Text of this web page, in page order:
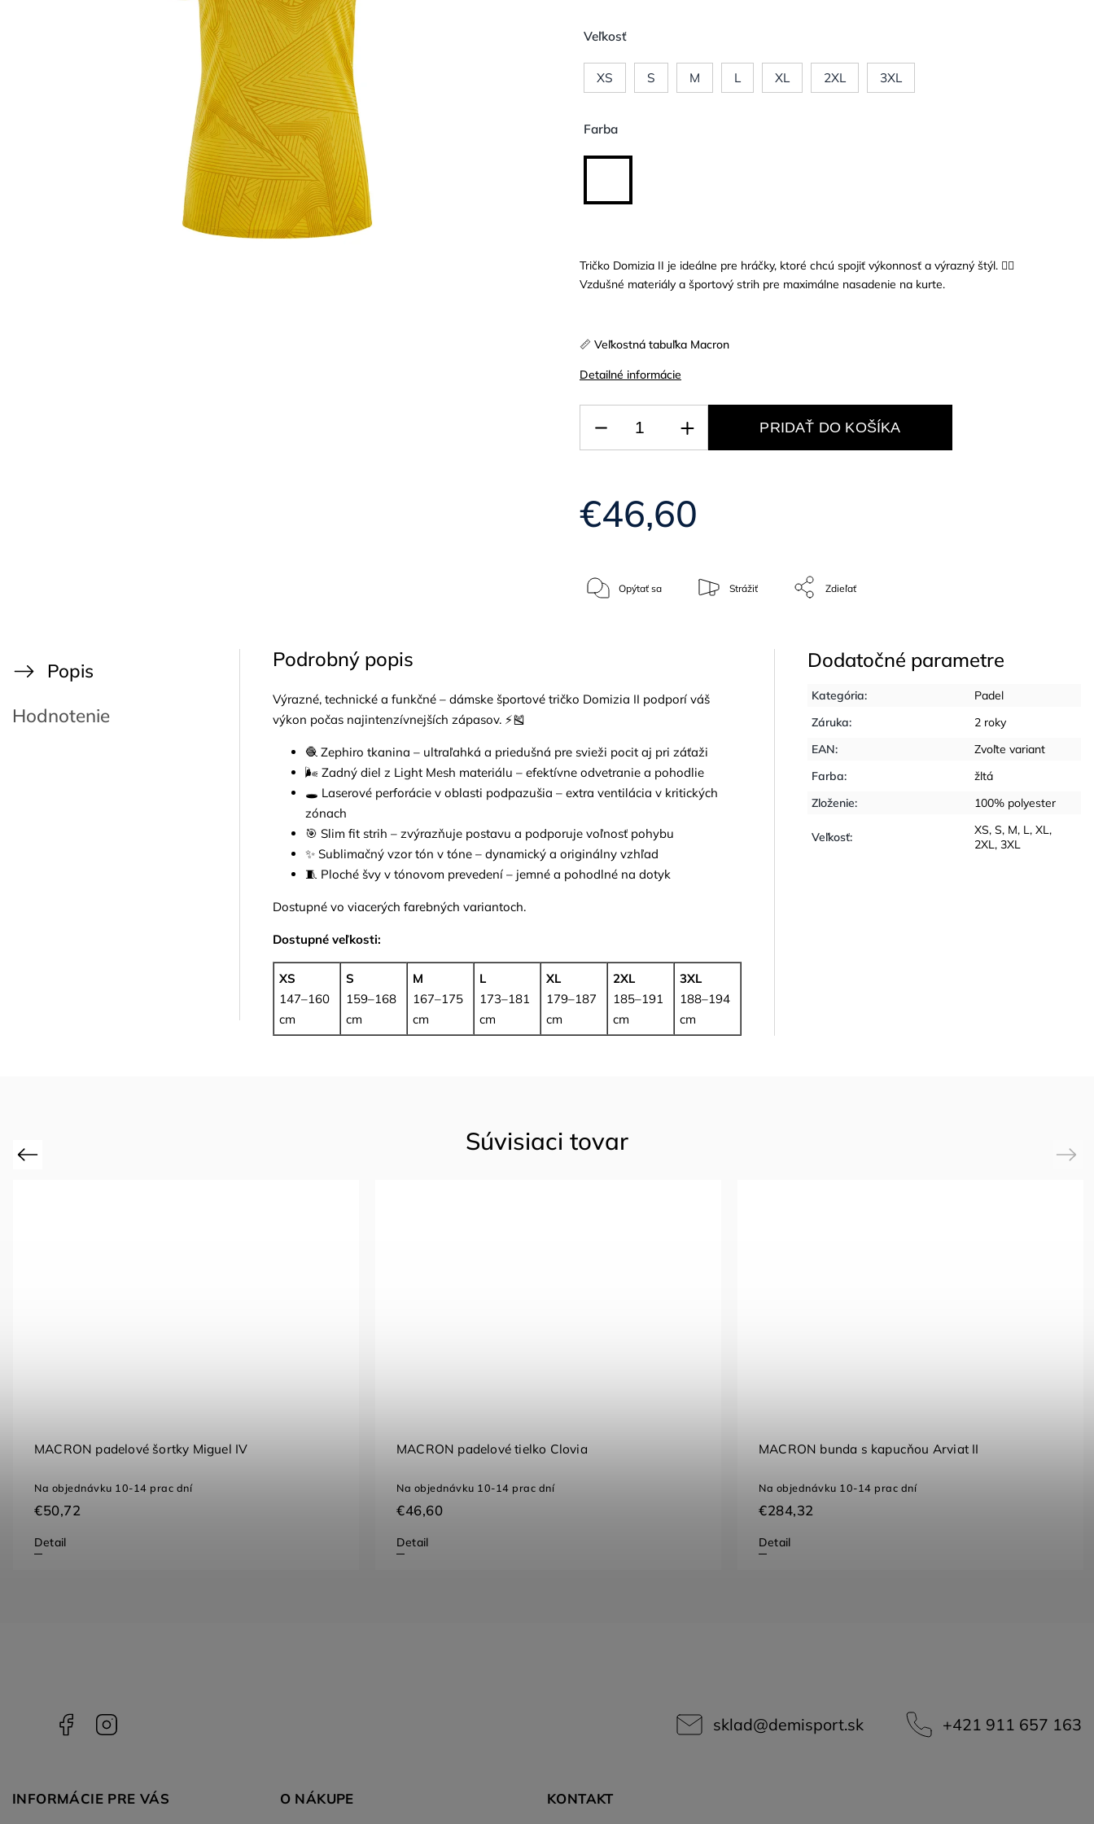
€46,60
Tričko Domizia II je ideálne pre hráčky, ktoré chcú spojiť výkonnosť a výrazný štýl. 🏃‍♀️
Vzdušné materiály a športový strih pre maximálne nasadenie na kurte.
📏 Veľkostná tabuľka Macron
Detailné informácie
Veľkosť
XS S M L XL 2XL 3XL
Farba
PRIDAŤ DO KOŠÍKA
Opýtať sa Strážiť Zdieľať
Popis
Hodnotenie
Podrobný popis
Výrazné, technické a funkčné – dámske športové tričko Domizia II podporí váš
výkon počas najintenzívnejších zápasov. ⚡🎽
🧶 Zephiro tkanina – ultraľahká a priedušná pre svieži pocit aj pri záťaži
🌬️ Zadný diel z Light Mesh materiálu – efektívne odvetranie a pohodlie
🕳️ Laserové perforácie v oblasti podpazušia – extra ventilácia v kritických
zónach
🎯 Slim fit strih – zvýrazňuje postavu a podporuje voľnosť pohybu
✨ Sublimačný vzor tón v tóne – dynamický a originálny vzhľad
🧵 Ploché švy v tónovom prevedení – jemné a pohodlné na dotyk
Dostupné vo viacerých farebných variantoch.
Dostupné veľkosti:
XS
147–160
cm
S
159–168
cm
M
167–175
cm
L
173–181
cm
XL
179–187
cm
2XL
185–191
cm
3XL
188–194
cm
Dodatočné parametre
Kategória:
Padel
Záruka:
2 roky
EAN:
Zvoľte variant
Farba:
žltá
Zloženie: 100% polyester
Veľkosť: XS,S, M, L,XL,
2XL,3XL
Súvisiaci tovar
Previous
MACRON padelové šortky Miguel IV
Na objednávku 10-14 prac dní
€50,72
Detail
MACRON padelové tielko Clovia
Na objednávku 10-14 prac dní
€46,60
Detail
MACRON bunda s kapucňou Arviat II
Na objednávku 10-14 prac dní
€284,32
Detail
Next
Facebook sklad@demisport.sk +421 911 657 163
INFORMÁCIE PRE VÁS O NÁKUPE KONTAKT